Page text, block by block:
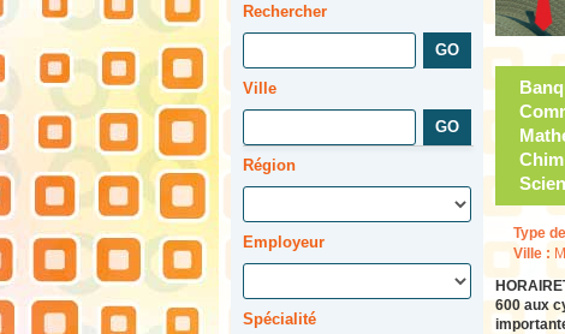
Rechercher
Ville
Région
Employeur
Spécialité
Type
Ville :
600 aux